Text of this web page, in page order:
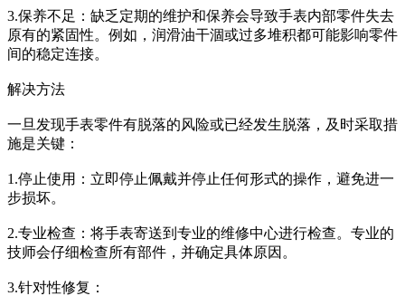
3.保养不足：缺乏定期的维护和保养会导致手表内部零件失去
原有的紧固性。例如，润滑油干涸或过多堆积都可能影响零件
间的稳定连接。
解决方法
一旦发现手表零件有脱落的风险或已经发生脱落，及时采取措
施是关键：
1.停止使用：立即停止佩戴并停止任何形式的操作，避免进一
步损坏。
2.专业检查：将手表寄送到专业的维修中心进行检查。专业的
技师会仔细检查所有部件，并确定具体原因。
3.针对性修复：